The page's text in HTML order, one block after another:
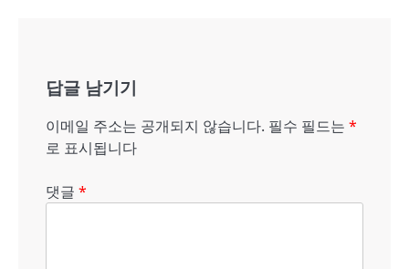
답글 남기기
이메일 주소는 공개되지 않습니다. 필수 필드는 *
로 표시됩니다
댓글 *